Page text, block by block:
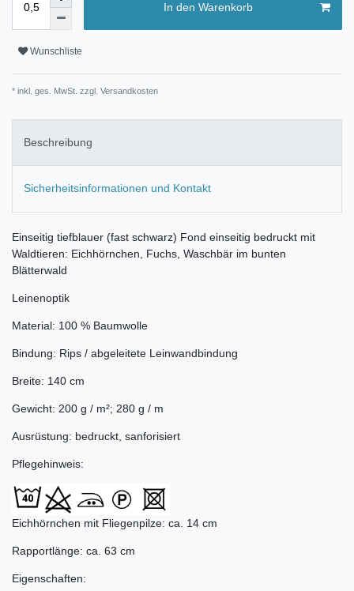
In den Warenkorb
Wunschliste
* inkl. ges. MwSt. zzgl. Versandkosten
Beschreibung
Sicherheitsinformationen und Kontakt
Einseitig tiefblauer (fast schwarz) Fond einseitig bedruckt mit
Waldtieren: Eichhörnchen, Fuchs, Waschbär im bunten
Blätterwald
Leinenoptik
Material: 100 % Baumwolle
Bindung: Rips / abgeleitete Leinwandbindung
Breite: 140 cm
Gewicht: 200 g / m²; 280 g / m
Ausrüstung: bedruckt, sanforisiert
Pflegehinweis:
Eichhörnchen mit Fliegenpilze: ca. 14 cm
Rapportlänge: ca. 63 cm
Eigenschaften: